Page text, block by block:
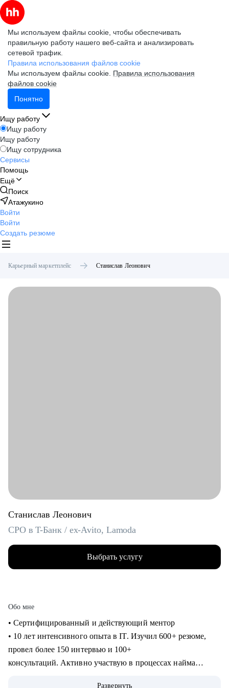
Мы используем файлы cookie, чтобы обеспечивать
правильную работу нашего веб-сайта и анализировать
сетевой трафик.
Правила использования файлов cookie
Мы используем файлы cookie. Правила использования
файлов cookie
Понятно
Ищу работу
Ищу работу
Ищу работу
Ищу сотрудника
Сервисы
Помощь
Ещё
Поиск
Атажукино
Войти
Войти
Создать резюме
Карьерный маркетплейс Станислав Леонович
Станислав Леонович
CPO в T-Банк / ex-Avito, Lamoda
Выбрать услугу
Обо мне
• Сертифицированный и действующий ментор
• 10 лет интенсивного опыта в IT. Изучил 600+ резюме,
провел более 150 интервью и 100+
консультаций. Активно участвую в процессах найма
Развернуть